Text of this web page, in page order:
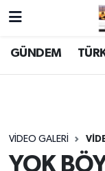
GÜNDEM
VIDEO GALERI
YOK